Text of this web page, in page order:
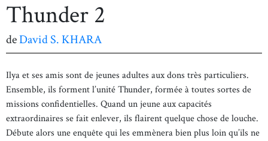
Thunder 2
deDavid S. KHARA
Ilya et ses amis sont de jeunes adultes aux dons très particuliers.
Ensemble, ils forment l’unité Thunder, formée à toutes sortes de
missions confidentielles. Quand un jeune aux capacités
extraordinaires se fait enlever, ils flairent quelque chose de louche.
Débute alors une enquête qui les emmènera bien plus loin qu’ils ne